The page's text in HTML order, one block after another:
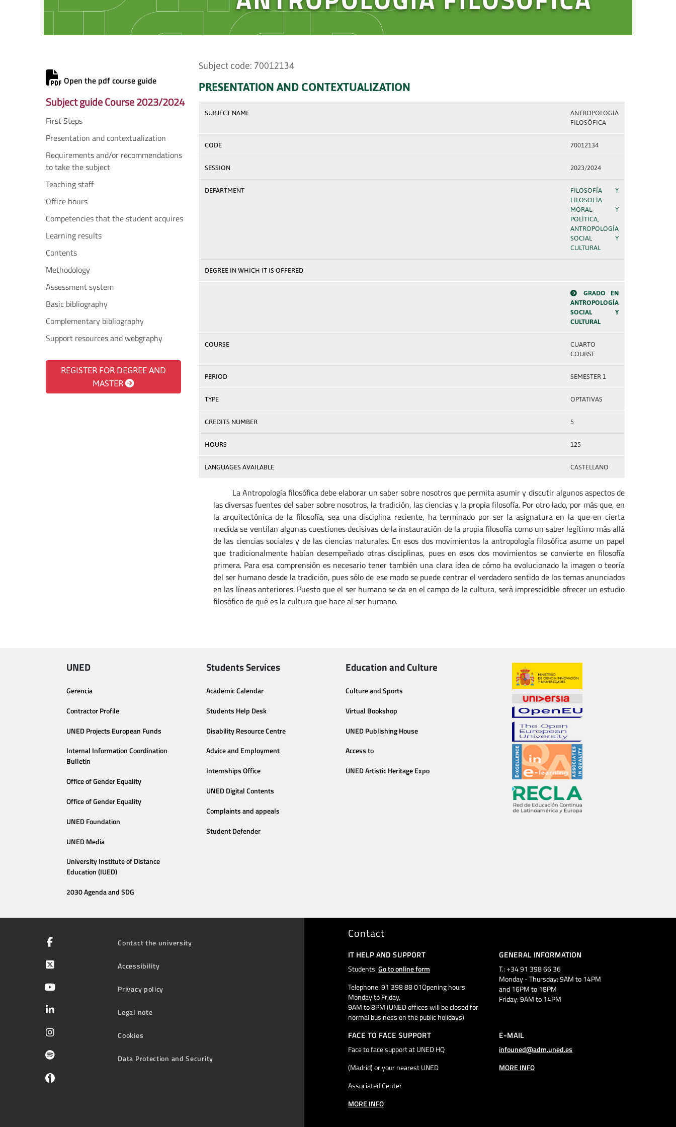
Open the pdf course guide
Subject guide Course 2023/2024
First Steps
Presentation and contextualization
Requirements and/or recommendations
to take the subject
Teaching staff
Office hours
Competencies that the student acquires
Learning results
Contents
Methodology
Assessment system
Basic bibliography
Complementary bibliography
Support resources and webgraphy
REGISTER FOR DEGREE AND
MASTER
Subject code: 70012134
PRESENTATION AND CONTEXTUALIZATION
SUBJECT NAME
ANTROPOLOGÍA
FILOSÓFICA
CODE 70012134
SESSION 2023/2024
DEPARTMENT
FILOSOFÍA Y
FILOSOFÍA
MORAL Y
POLÍTICA,
ANTROPOLOGÍA
SOCIAL Y
CULTURAL
DEGREE IN WHICH IT IS OFFERED
GRADO EN
ANTROPOLOGÍA
SOCIAL Y
CULTURAL
COURSE
CUARTO
COURSE
PERIOD SEMESTER 1
TYPE OPTATIVAS
CREDITS NUMBER 5
HOURS 125
LANGUAGES AVAILABLE CASTELLANO
La Antropología filosófica debe elaborar un saber sobre nosotros que permita asumir y discutir algunos aspectos de
las diversas fuentes del saber sobre nosotros, la tradición, las ciencias y la propia filosofía. Por otro lado, por más que, en
la arquitectónica de la filosofía, sea una disciplina reciente, ha terminado por ser la asignatura en la que en cierta
medida se ventilan algunas cuestiones decisivas de la instauración de la propia filosofía como un saber legítimo más allá
de las ciencias sociales y de las ciencias naturales. En esos dos movimientos la antropología filosófica asume un papel
que tradicionalmente habían desempeñado otras disciplinas, pues en esos dos movimientos se convierte en filosofía
primera. Para esa comprensión es necesario tener también una clara idea de cómo ha evolucionado la imagen o teoría
del ser humano desde la tradición, pues sólo de ese modo se puede centrar el verdadero sentido de los temas anunciados
en las líneas anteriores. Puesto que el ser humano se da en el campo de la cultura, será imprescidible ofrecer un estudio
filosófico de qué es la cultura que hace al ser humano.
UNED
Gerencia
Contractor Profile
UNED Projects European Funds
Internal Information Coordination
Bulletin
Office of Gender Equality
Office of Gender Equality
UNED Foundation
UNED Media
University Institute of Distance
Education (IUED)
2030 Agenda and SDG
Students Services
Academic Calendar
Students Help Desk
Disability Resource Centre
Advice and Employment
Internships Office
UNED Digital Contents
Complaints and appeals
Student Defender
Education and Culture
Culture and Sports
Virtual Bookshop
UNED Publishing House
Access to
UNED Artistic Heritage Expo
Contact the university
Accessibility
Privacy policy
Legal note
Cookies
Data Protection and Security
Contact
IT HELP AND SUPPORT
Students:Go to online form
Telephone: 91 398 88 01Opening hours:
Monday to Friday,
9AM to 8PM (UNED offices will be closed for
normal business on the public holidays)
GENERAL INFORMATION
T.: +34 91 398 66 36
Monday - Thursday: 9AM to 14PM
and 16PM to 18PM
Friday: 9AM to 14PM
FACE TO FACE SUPPORT
Face to face support at UNED HQ
(Madrid) or your nearest UNED
Associated Center
MORE INFO
E-MAIL
infouned@adm.uned.es
MORE INFO